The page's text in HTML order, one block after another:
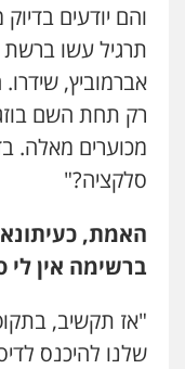
והם יודעים
תרגיל עשו
אברמוביץ,
רק תחת השם
מכוערים מאלה.
סלקציה?"
האמת,
ברשימה אין לי
"אז תקשיב,
שלנו להיכנס